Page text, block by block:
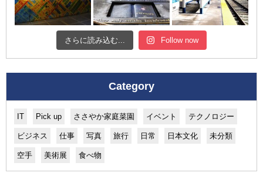
さらに読み込む... Follow now
Category
IT Pick up ささやか家庭菜園 イベント テクノロジー
ビジネス 仕事 写真 旅行 日常 日本文化 未分類
空手 美術展 食べ物